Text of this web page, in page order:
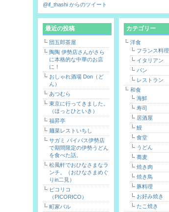
@if_thashi からのツイート
最近の投稿
団五郎茶屋
陶陶 伊勢店さんがさら
に本格的な中華のお店
に！
おしゃれ酒場 Don（ど
ん）
あつむら
東京に行ってきました。
（ほっとひといき）
福昇亭
麺菜レストいちし
サガミ バイパス伊勢店
で期間限定の伊勢うどん
を食べた話。
松風軒でおひなさまなラ
ンチ。（おひなさまめぐ
りin二見）
ピコリコ
（PICORICO）
町家バル
カテゴリー
洋食
フランス料理
イタリアン
パン
レストラン
和食
海鮮
寿司
居酒屋
鰻
食堂
うどん
蕎麦
焼き肉
焼き鳥
豚料理
お好み焼き
たこ焼き